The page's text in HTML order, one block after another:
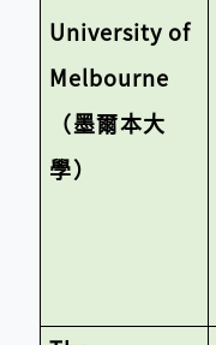
University of
Melbourne
（墨爾本大
學）